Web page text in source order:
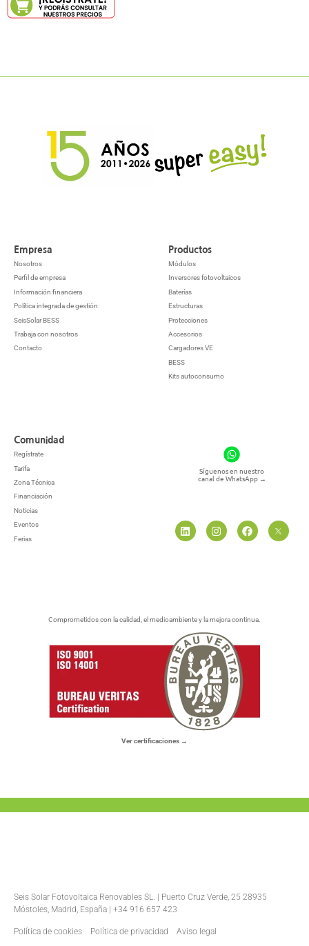
Empresa
Nosotros
Perfil de empresa
Información financiera
Política integrada de gestión
SeisSolar BESS
Trabaja con nosotros
Contacto
Productos
Módulos
Inversores fotovoltaicos
Baterías
Estructuras
Protecciones
Accesorios
Cargadores VE
BESS
Kits autoconsumo
Comunidad
Regístrate
Tarifa
Zona Técnica
Financiación
Noticias
Eventos
Ferias
Síguenos en nuestro
canal de WhatsApp →
Comprometidos con la calidad, el medioambiente y la mejora continua.
Ver certificaciones →
Seis Solar Fotovoltaica Renovables SL. | Puerto Cruz Verde, 25 28935
Móstoles, Madrid, España | +34 916 657 423
Política de cookies Política de privacidad Aviso legal